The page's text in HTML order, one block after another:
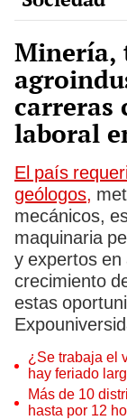
Minería,
carreras
laboral
El país
geólogos,
mecánicos,
maquinaria
y expertos
crecimiento
estas
¿Se trabaja el
hay feriado
Más de 10
hasta por 12